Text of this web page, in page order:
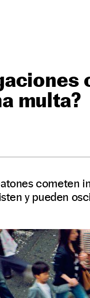
multa?
cometen
y pueden